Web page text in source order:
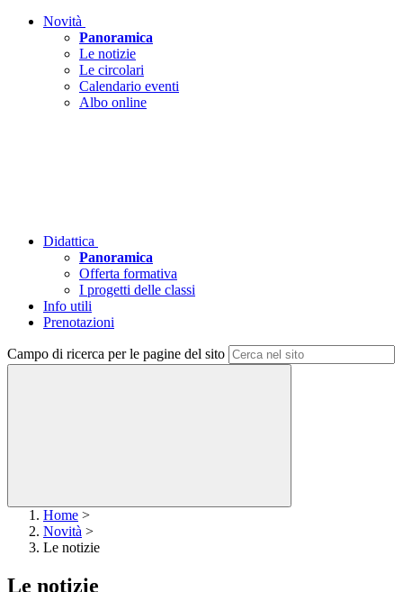
Novità
Panoramica
Le notizie
Le circolari
Calendario eventi
Albo online
Didattica
Panoramica
Offerta formativa
I progetti delle classi
Info utili
Prenotazioni
Campo di ricerca per le pagine del sito
Home >
Novità >
Le notizie
Le notizie